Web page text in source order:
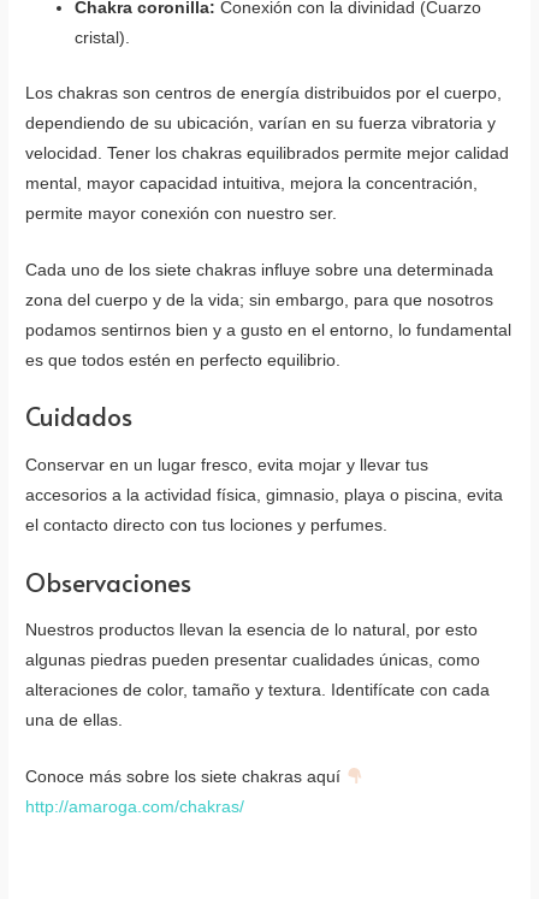
Chakra coronilla: Conexión con la divinidad (Cuarzo
cristal).
Los chakras son centros de energía distribuidos por el cuerpo,
dependiendo de su ubicación, varían en su fuerza vibratoria y
velocidad. Tener los chakras equilibrados permite mejor calidad
mental, mayor capacidad intuitiva, mejora la concentración,
permite mayor conexión con nuestro ser.
Cada uno de los siete chakras influye sobre una determinada
zona del cuerpo y de la vida; sin embargo, para que nosotros
podamos sentirnos bien y a gusto en el entorno, lo fundamental
es que todos estén en perfecto equilibrio.
Cuidados
Conservar en un lugar fresco, evita mojar y llevar tus
accesorios a la actividad física, gimnasio, playa o piscina, evita
el contacto directo con tus lociones y perfumes.
Observaciones
Nuestros productos llevan la esencia de lo natural, por esto
algunas piedras pueden presentar cualidades únicas, como
alteraciones de color, tamaño y textura. Identifícate con cada
una de ellas.
Conoce más sobre los siete chakras aquí
http://amaroga.com/chakras/